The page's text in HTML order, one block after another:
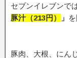
セブンイレブンで
豚汁（213円 ） 」
豚肉、大根、にん